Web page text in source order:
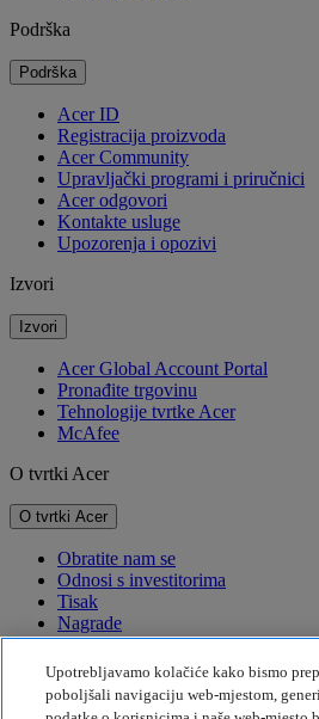
Podrška
Podrška
Acer ID
Registracija proizvoda
Acer Community
Upravljački programi i priručnici
Acer odgovori
Kontakte usluge
Upozorenja i opozivi
Izvori
Izvori
Acer Global Account Portal
Pronađite trgovinu
Tehnologije tvrtke Acer
McAfee
O tvrtki Acer
O tvrtki Acer
Obratite nam se
Odnosi s investitorima
Tisak
Nagrade
Događaji
Održivost
Upotrebljavamo kolačiće kako bismo
poboljšali navigaciju web-mjestom,